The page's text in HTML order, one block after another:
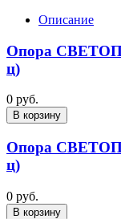
Описание
Опора
ц)
0 руб.
В корзину
Опора
ц)
0 руб.
В корзину